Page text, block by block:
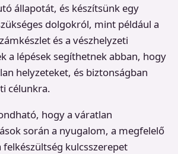
állapotát, és készítsünk egy
dolgokról, mint például a
és a vészhelyzeti
a lépések segíthetnek abban, hogy
helyzeteket, és biztonságban
célunkra.
hogy a váratlan
során a nyugalom, a megfelelő
felkészültség kulcsszerepet